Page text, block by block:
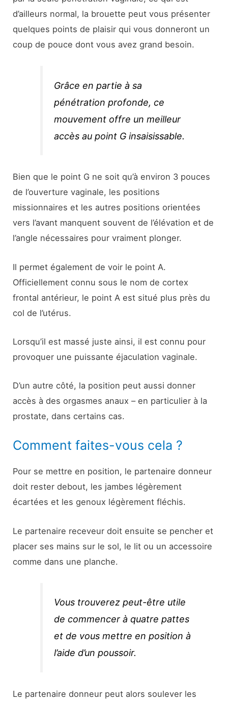
d’ailleurs normal, la brouette peut vous présenter
quelques points de plaisir qui vous donneront un
coup de pouce dont vous avez grand besoin.
Grâce en partie à sa
pénétration profonde, ce
mouvement offre un meilleur
accès au point G insaisissable.
Bien que le point G ne soit qu’à environ 3 pouces
de l’ouverture vaginale, les positions
missionnaires et les autres positions orientées
vers l’avant manquent souvent de l’élévation et de
l’angle nécessaires pour vraiment plonger.
Il permet également de voir le point A.
Officiellement connu sous le nom de cortex
frontal antérieur, le point A est situé plus près du
col de l’utérus.
Lorsqu’il est massé juste ainsi, il est connu pour
provoquer une puissante éjaculation vaginale.
D’un autre côté, la position peut aussi donner
accès à des orgasmes anaux – en particulier à la
prostate, dans certains cas.
Comment faites-vous cela ?
Pour se mettre en position, le partenaire donneur
doit rester debout, les jambes légèrement
écartées et les genoux légèrement fléchis.
Le partenaire receveur doit ensuite se pencher et
placer ses mains sur le sol, le lit ou un accessoire
comme dans une planche.
Vous trouverez peut-être utile
de commencer à quatre pattes
et de vous mettre en position à
l’aide d’un poussoir.
Le partenaire donneur peut alors soulever les